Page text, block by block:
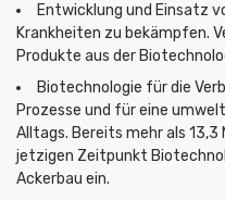
Entwicklung und Einsatz
Krankheiten zu bekämpfen.
Produkte aus der
Biotechnologie für die
Prozesse und für eine
Alltags. Bereits mehr als
jetzigen Zeitpunkt
Ackerbau ein.